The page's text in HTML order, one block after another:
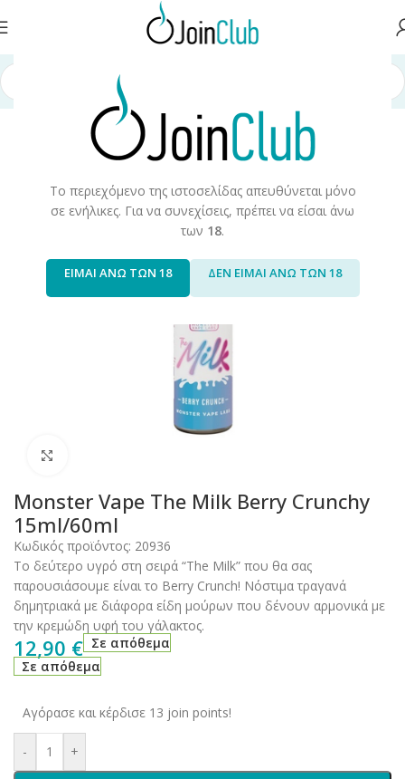
Το περιεχόμενο της ιστοσελίδας απευθύνεται μόνο
σε ενήλικες. Για να συνεχίσεις, πρέπει να είσαι άνω
των 18.
ΕΙΜΑΙ ΑΝΩ ΤΩΝ 18 ΔΕΝ ΕΙΜΑΙ ΑΝΩ ΤΩΝ 18
Υγρά Αναπλήρωσης
Monster Vape The Milk Berry Crunchy
15ml/60ml
Κωδικός προϊόντος: 20936
Το δεύτερο υγρό στη σειρά “The Milk” που θα σας
παρουσιάσουμε είναι το Berry Crunch! Νόστιμα τραγανά
δημητριακά με διάφορα είδη μούρων που δένουν αρμονικά με
την κρεμώδη υφή του γάλακτος.
12,90 € Σε απόθεμα
Σε απόθεμα
Αγόρασε και κέρδισε 13 join points!
- +